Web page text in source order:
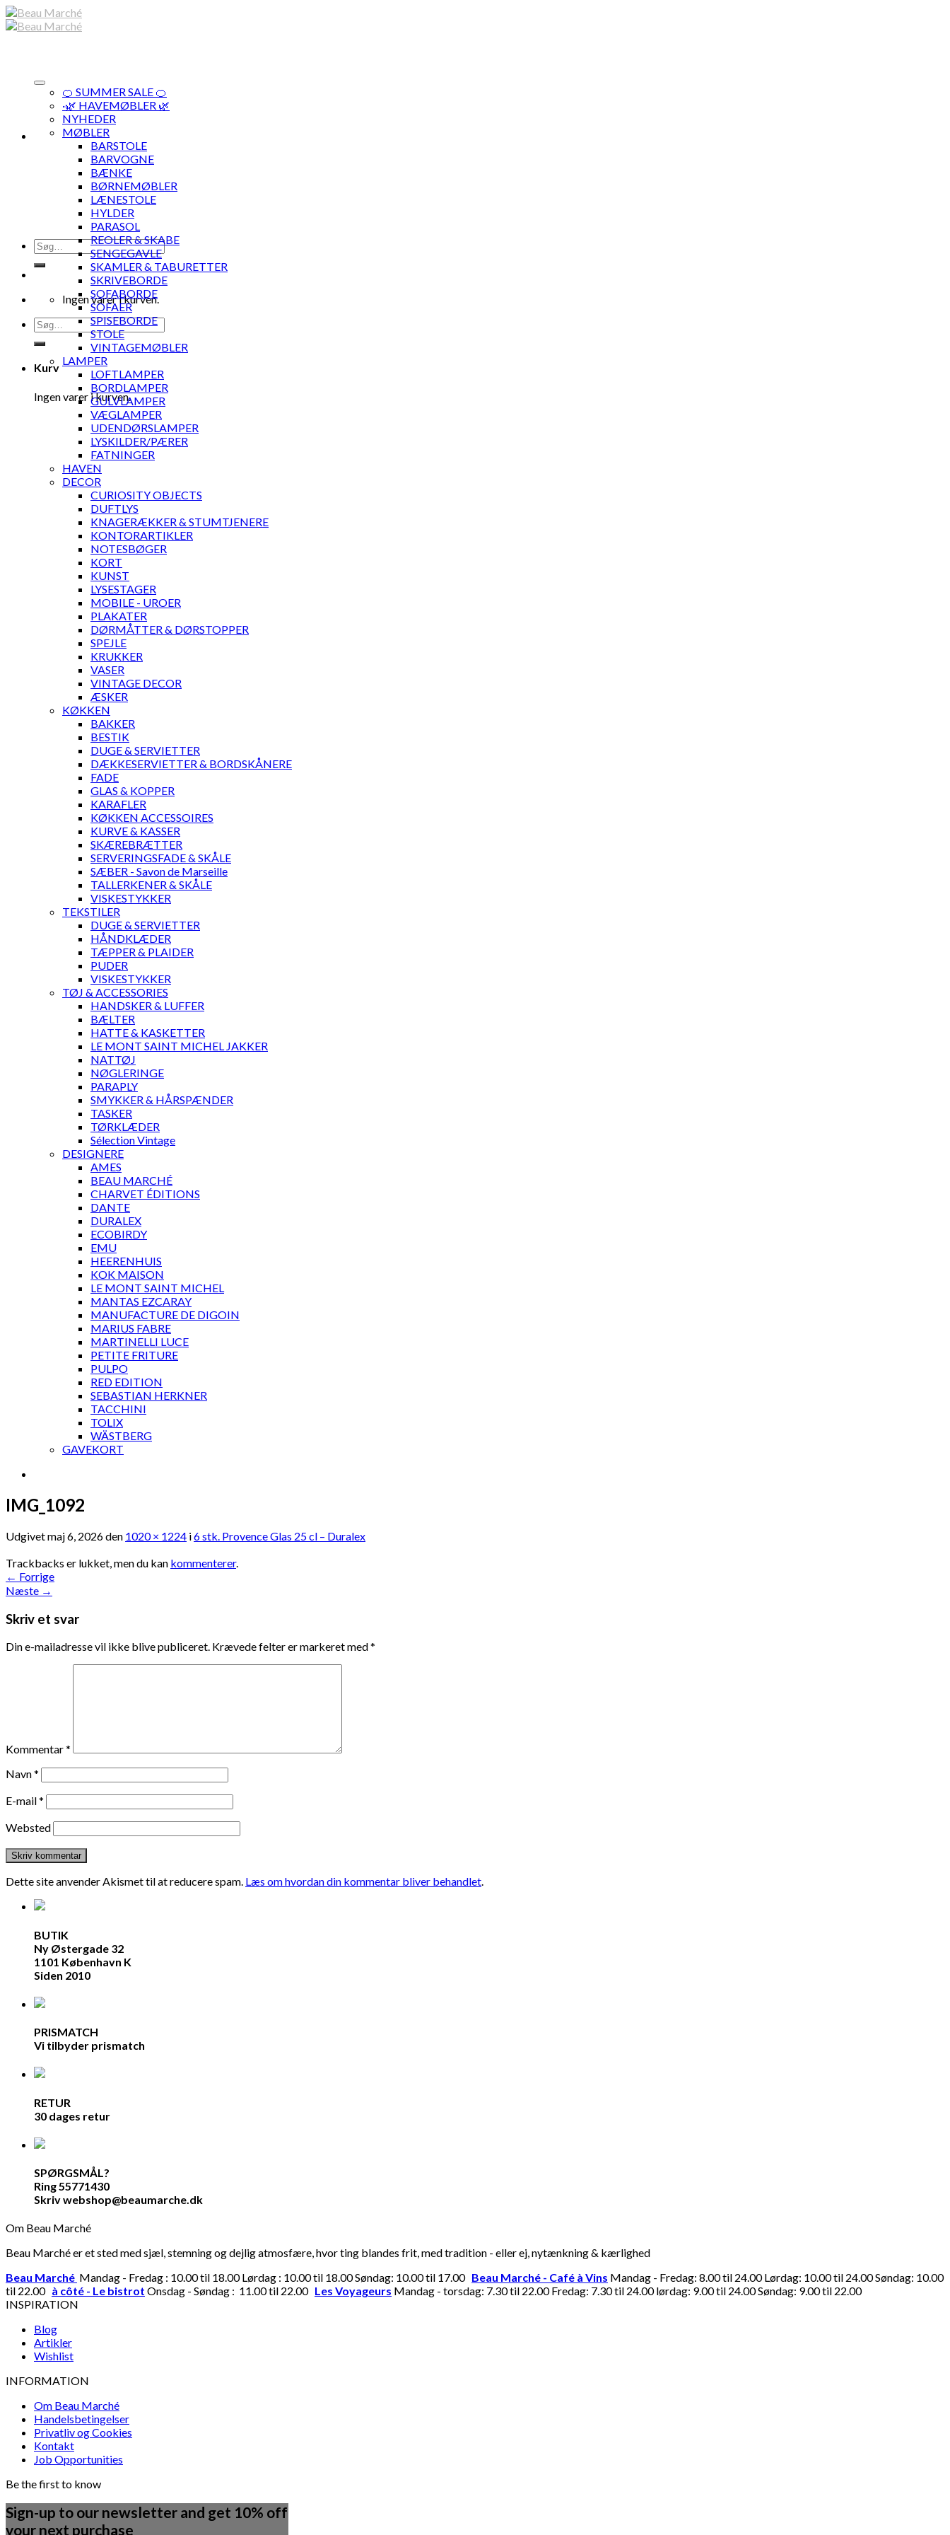
Skip
to
Søg
efter:
Ingen varer i kurven.
Søg
efter:
Kurv
Ingen varer i kurven.
🍊 SUMMER SALE 🍊
·🌿 HAVEMØBLER 🌿
NYHEDER
MØBLER
BARSTOLE
BARVOGNE
BÆNKE
BØRNEMØBLER
LÆNESTOLE
HYLDER
PARASOL
REOLER & SKABE
SENGEGAVLE
SKAMLER & TABURETTER
SKRIVEBORDE
SOFABORDE
SOFAER
SPISEBORDE
STOLE
VINTAGEMØBLER
LAMPER
LOFTLAMPER
BORDLAMPER
GULVLAMPER
VÆGLAMPER
UDENDØRSLAMPER
LYSKILDER/PÆRER
FATNINGER
HAVEN
DECOR
CURIOSITY OBJECTS
DUFTLYS
KNAGERÆKKER & STUMTJENERE
KONTORARTIKLER
NOTESBØGER
KORT
KUNST
LYSESTAGER
MOBILE - UROER
PLAKATER
DØRMÅTTER & DØRSTOPPER
SPEJLE
KRUKKER
VASER
VINTAGE DECOR
ÆSKER
KØKKEN
BAKKER
BESTIK
DUGE & SERVIETTER
DÆKKESERVIETTER & BORDSKÅNERE
FADE
GLAS & KOPPER
KARAFLER
KØKKEN ACCESSOIRES
KURVE & KASSER
SKÆREBRÆTTER
SERVERINGSFADE & SKÅLE
SÆBER - Savon de Marseille
TALLERKENER & SKÅLE
VISKESTYKKER
TEKSTILER
DUGE & SERVIETTER
HÅNDKLÆDER
TÆPPER & PLAIDER
PUDER
VISKESTYKKER
TØJ & ACCESSORIES
HANDSKER & LUFFER
BÆLTER
HATTE & KASKETTER
LE MONT SAINT MICHEL JAKKER
NATTØJ
NØGLERINGE
PARAPLY
SMYKKER & HÅRSPÆNDER
TASKER
TØRKLÆDER
Sélection Vintage
DESIGNERE
AMES
BEAU MARCHÉ
CHARVET ÉDITIONS
DANTE
DURALEX
ECOBIRDY
EMU
HEERENHUIS
KOK MAISON
LE MONT SAINT MICHEL
MANTAS EZCARAY
MANUFACTURE DE DIGOIN
MARIUS FABRE
MARTINELLI LUCE
PETITE FRITURE
PULPO
RED EDITION
SEBASTIAN HERKNER
TACCHINI
TOLIX
WÄSTBERG
GAVEKORT
IMG_1092
Udgivetmaj 6, 2026den 1020 × 1224 i6 stk. Provence Glas 25 cl – Duralex
Trackbacks er lukket, men du kan kommenterer.
← Forrige
Næste →
Skriv et svar
Din e-mailadresse vil ikke blive publiceret. Krævede felter er markeret med*
Kommentar*
Navn*
E-mail*
Websted
Dette site anvender Akismet til at reducere spam. Læs om hvordan din kommentar bliver behandlet.
BUTIK
Ny Østergade 32
1101 København K
Siden 2010
PRISMATCH
Vi tilbyder prismatch
RETUR
30 dages retur
SPØRGSMÅL?
Ring 55771430
Skriv webshop@beaumarche.dk
Om Beau Marché
Beau Marché er et sted med sjæl, stemning og dejlig atmosfære, hvor ting blandes frit, med tradition - eller ej, nytænkning & kærlighed
Beau Marché Mandag - Fredag : 10.00 til 18.00 Lørdag : 10.00 til 18.00 Søndag: 10.00 til 17.00 Beau Marché - Café à Vins Mandag - Fredag: 8.00 til 24.00 Lørdag: 10.00 til 24.00 Søndag: 10.00
til 22.00 à côté - Le bistrot Onsdag - Søndag : 11.00 til 22.00 Les Voyageurs Mandag - torsdag: 7.30 til 22.00 Fredag: 7.30 til 24.00 lørdag: 9.00 til 24.00 Søndag: 9.00 til 22.00
INSPIRATION
Blog
Artikler
Wishlist
INFORMATION
Om Beau Marché
Handelsbetingelser
Privatliv og Cookies
Kontakt
Job Opportunities
Be the first to know
Sign-up to our newsletter and get 10% off
your next purchase